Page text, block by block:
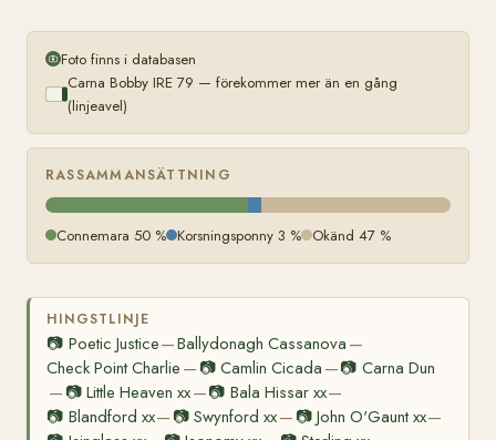
Foto finns i databasen
Carna Bobby IRE 79 — förekommer mer än en gång
(linjeavel)
RASSAMMANSÄTTNING
Connemara 50 % Korsningsponny 3 % Okänd 47 %
HINGSTLINJE
📷 Poetic Justice—Ballydonagh Cassanova —
Check Point Charlie — 📷Camlin Cicada —📷 Carna Dun
— 📷Little Heaven xx—📷 Bala Hissar xx—
📷 Blandford xx— 📷Swynford xx— 📷 John O'Gaunt xx—